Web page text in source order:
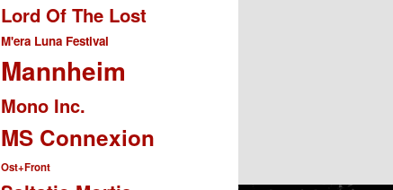
Lord Of The Lost
M'era Luna Festival
Mannheim
Mono Inc.
MS Connexion
Ost+Front